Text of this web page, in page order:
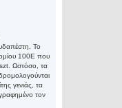
Το
100Ε που
Ωστόσο, τα
γενιάς, τα
τον